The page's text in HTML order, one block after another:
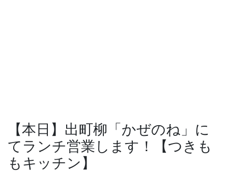
【本日】出町柳「かぜのね」に
てランチ営業します！【つきも
もキッチン】